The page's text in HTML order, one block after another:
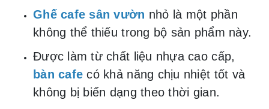
Ghế cafe sân vườn nhỏ là một phần
không thể thiếu trong bộ sản phẩm này.
Được làm từ chất liệu nhựa cao cấp,
bàn cafe có khả năng chịu nhiệt tốt và
không bị biến dạng theo thời gian.